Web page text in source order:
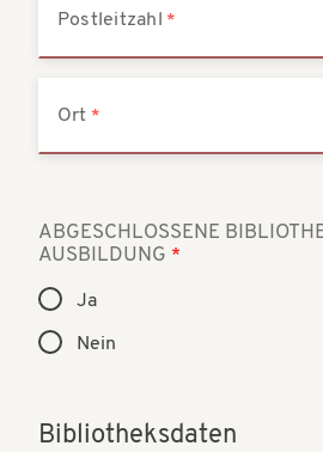
Postleitzahl
Ort
ABGESCHLOSSENE
AUSBILDUNG
Ja
Nein
Bibliotheksdaten